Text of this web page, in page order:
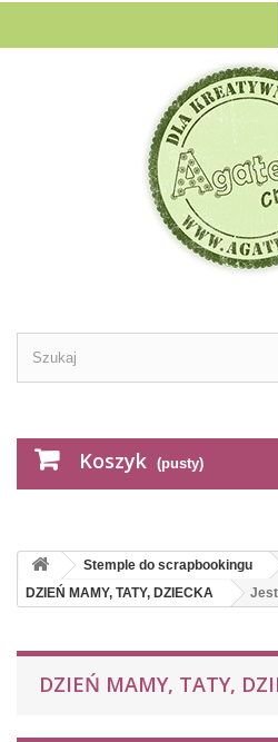
Koszyk (pusty)
Stemple do scrapbookingu
DZIEŃ MAMY, TATY, DZIECKA
DZIEŃ MAMY, TATY,